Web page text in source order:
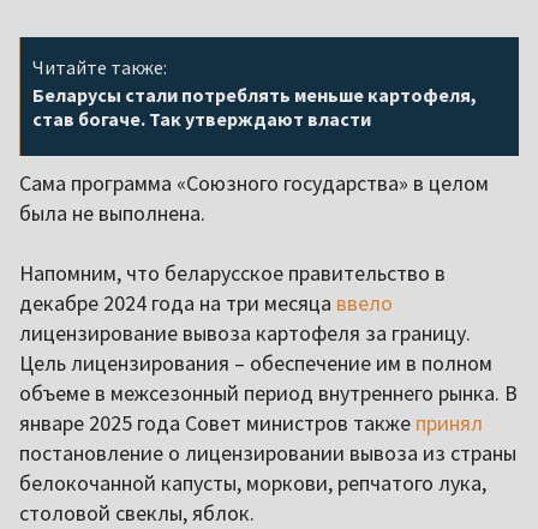
Читайте также:
Беларусы стали потреблять меньше картофеля,
став богаче. Так утверждают власти
Сама программа «Союзного государства» в целом
была не выполнена.
Напомним, что беларусское правительство в
декабре 2024 года на три месяца ввело
лицензирование вывоза картофеля за границу.
Цель лицензирования – обеспечение им в полном
объеме в межсезонный период внутреннего рынка. В
январе 2025 года Совет министров также принял
постановление о лицензировании вывоза из страны
белокочанной капусты, моркови, репчатого лука,
столовой свеклы, яблок.